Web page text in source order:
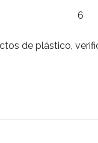
6
de plástico,